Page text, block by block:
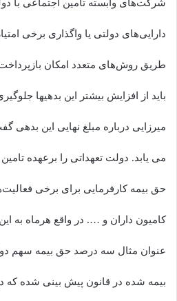
شرکت‌های وابسته تامین اجتماعی با
دارایی‌های دولتی یا واگذاری برخی
طریق روش‌های متعدد امکان
باید از افزایش بیشتر این بدهیها
میرزایی درباره مبلغ نهایی این بدهی
می یابد. دولت تعهداتی را برعهده
حق بیمه کارفرمایی برای برخی
کامیون داران و …. در واقع هرماه به
عنوان مثال سه درصد حق بیمه سهم
بیمه شده در قانون پیش بینی شده که